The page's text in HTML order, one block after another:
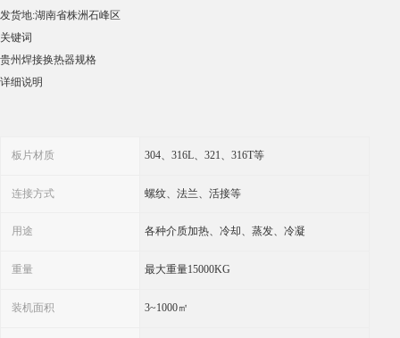
发货地:湖南省株洲石峰区
关键词
贵州焊接换热器规格
详细说明
板片材质 304、316L、321、316T等
连接方式 螺纹、法兰、活接等
用途 各种介质加热、冷却、蒸发、冷凝
重量 最大重量15000KG
装机面积 3~1000㎡